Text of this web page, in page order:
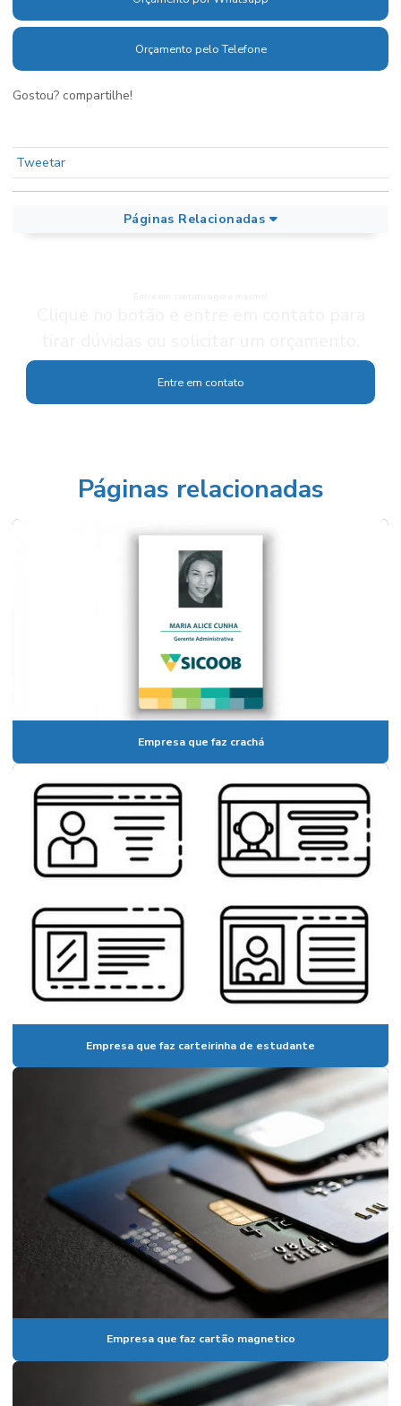
Orçamento pelo Telefone
Gostou? compartilhe!
Tweetar
Páginas Relacionadas
Entre em contato
Páginas relacionadas
Empresa que faz crachá
Empresa que faz carteirinha de estudante
Empresa que faz cartão magnetico